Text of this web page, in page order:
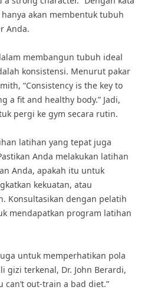
akan membentuk tubuh
Anda.
membangun tubuh ideal
konsistensi. Menurut pakar
“Consistency is the key to
a fit and healthy body.” Jadi,
pergi ke gym secara rutin.
latihan yang tepat juga
Anda melakukan latihan
Anda, apakah itu untuk
kekuatan, atau
Konsultasikan dengan pelatih
mendapatkan program latihan
untuk memperhatikan pola
gizi terkenal, Dr. John Berardi,
can’t out-train a bad diet.”